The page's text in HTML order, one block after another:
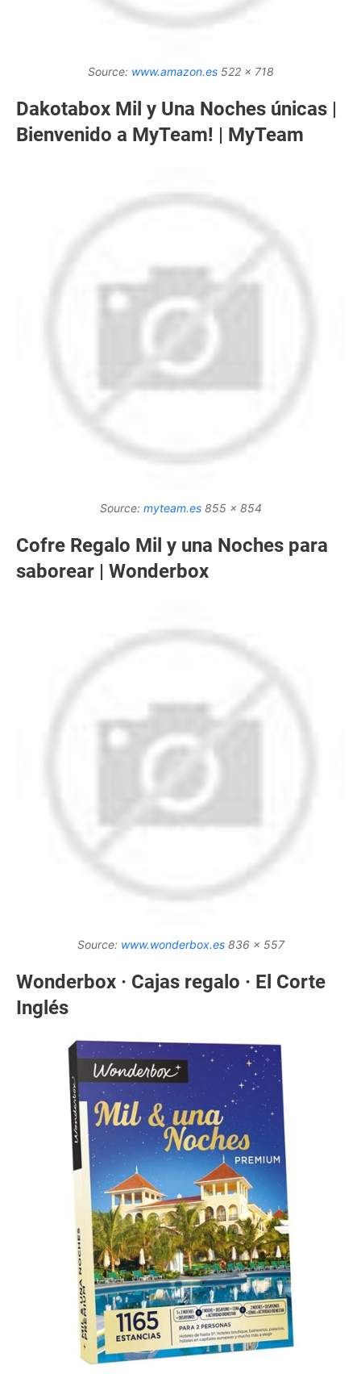
Source: www.amazon.es522 x 718
Dakotabox Mil y Una Noches únicas |
Bienvenido a MyTeam! | MyTeam
Source: myteam.es855 x 854
Cofre Regalo Mil y una Noches para
saborear | Wonderbox
Source: www.wonderbox.es836 x 557
Wonderbox · Cajas regalo · El Corte
Inglés